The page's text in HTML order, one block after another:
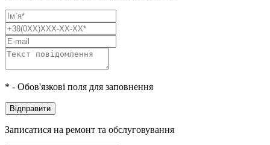
* - Обов'язкові поля для заповнення
Відправити
Записатися на ремонт та обслуговування